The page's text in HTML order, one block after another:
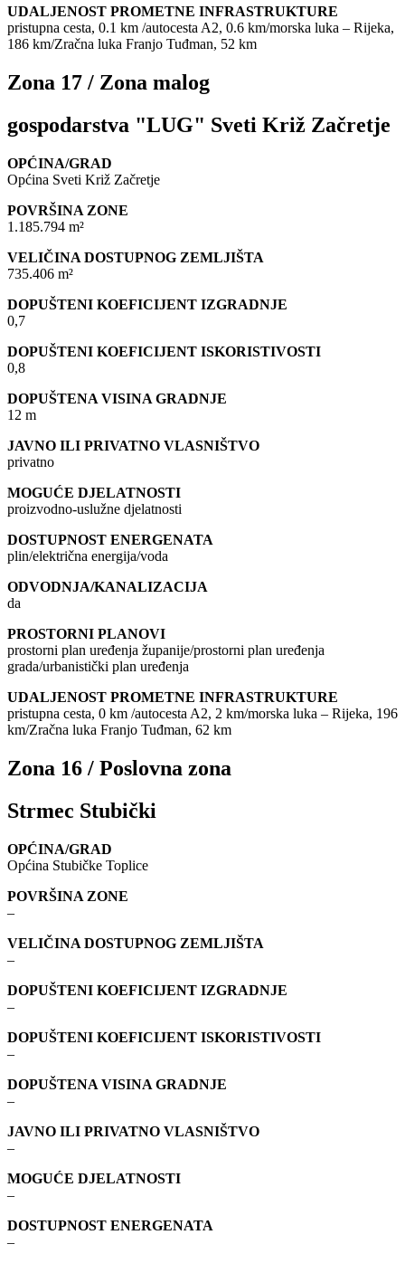
UDALJENOST PROMETNE INFRASTRUKTURE
pristupna cesta, 0.1 km /autocesta A2, 0.6 km/morska luka – Rijeka,
186 km/Zračna luka Franjo Tuđman, 52 km
Zona 17 / Zona malog
gospodarstva "LUG" Sveti Križ Začretje
OPĆINA/GRAD
Općina Sveti Križ Začretje
POVRŠINA ZONE
1.185.794 m²
VELIČINA DOSTUPNOG ZEMLJIŠTA
735.406 m²
DOPUŠTENI KOEFICIJENT IZGRADNJE
0,7
DOPUŠTENI KOEFICIJENT ISKORISTIVOSTI
0,8
DOPUŠTENA VISINA GRADNJE
12 m
JAVNO ILI PRIVATNO VLASNIŠTVO
privatno
MOGUĆE DJELATNOSTI
proizvodno-uslužne djelatnosti
DOSTUPNOST ENERGENATA
plin/električna energija/voda
ODVODNJA/KANALIZACIJA
da
PROSTORNI PLANOVI
prostorni plan uređenja županije/prostorni plan uređenja
grada/urbanistički plan uređenja
UDALJENOST PROMETNE INFRASTRUKTURE
pristupna cesta, 0 km /autocesta A2, 2 km/morska luka – Rijeka, 196
km/Zračna luka Franjo Tuđman, 62 km
Zona 16 / Poslovna zona
Strmec Stubički
OPĆINA/GRAD
Općina Stubičke Toplice
POVRŠINA ZONE
–
VELIČINA DOSTUPNOG ZEMLJIŠTA
–
DOPUŠTENI KOEFICIJENT IZGRADNJE
–
DOPUŠTENI KOEFICIJENT ISKORISTIVOSTI
–
DOPUŠTENA VISINA GRADNJE
–
JAVNO ILI PRIVATNO VLASNIŠTVO
–
MOGUĆE DJELATNOSTI
–
DOSTUPNOST ENERGENATA
–